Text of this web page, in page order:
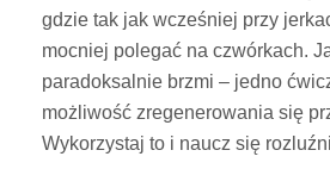
gdzie tak jak wcześniej przy
mocniej polegać na czwórkach.
paradoksalnie brzmi – jedno
możliwość zregenerowania się
Wykorzystaj to i naucz się